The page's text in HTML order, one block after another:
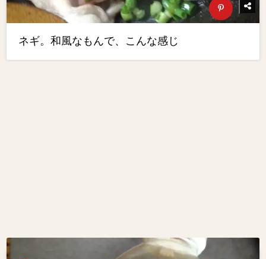
ネギ。和風なもんで、こんな感じ